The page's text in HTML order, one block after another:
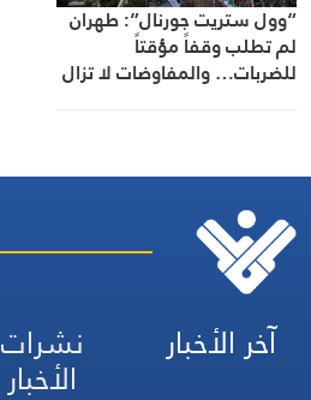
“وول ستريت جورنال”: طهران
لم تطلب وقفاً مؤقتاً
للضربات… والمفاوضات لا تزال
آخر الأخبار نشرات
الأخبار